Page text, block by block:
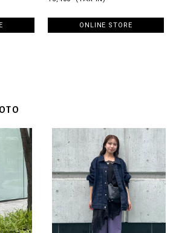
ONLINE STORE